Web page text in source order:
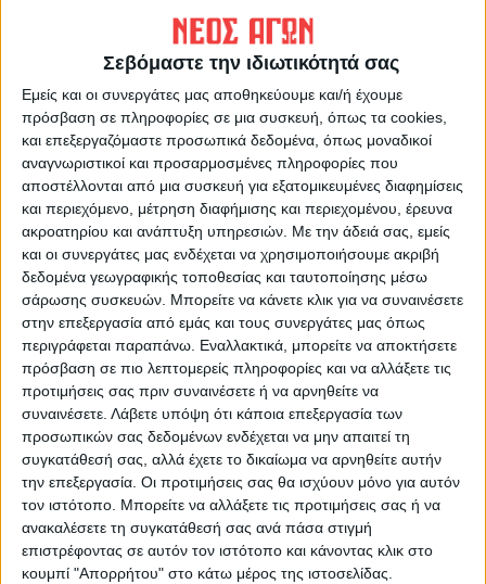
Σεβόμαστε την ιδιωτικότητά σας
Εμείς και οι συνεργάτες μας αποθηκεύουμε και/ή έχουμε
πρόσβαση σε πληροφορίες σε μια συσκευή, όπως τα cookies,
και επεξεργαζόμαστε προσωπικά δεδομένα, όπως μοναδικοί
αναγνωριστικοί και προσαρμοσμένες πληροφορίες που
αποστέλλονται από μια συσκευή για εξατομικευμένες διαφημίσεις
και περιεχόμενο, μέτρηση διαφήμισης και περιεχομένου, έρευνα
ακροατηρίου και ανάπτυξη υπηρεσιών. Με την άδειά σας, εμείς
και οι συνεργάτες μας ενδέχεται να χρησιμοποιήσουμε ακριβή
δεδομένα γεωγραφικής τοποθεσίας και ταυτοποίησης μέσω
σάρωσης συσκευών. Μπορείτε να κάνετε κλικ για να συναινέσετε
στην επεξεργασία από εμάς και τους συνεργάτες μας όπως
περιγράφεται παραπάνω. Εναλλακτικά, μπορείτε να αποκτήσετε
πρόσβαση σε πιο λεπτομερείς πληροφορίες και να αλλάξετε τις
προτιμήσεις σας πριν συναινέσετε ή να αρνηθείτε να
συναινέσετε. Λάβετε υπόψη ότι κάποια επεξεργασία των
προσωπικών σας δεδομένων ενδέχεται να μην απαιτεί τη
συγκατάθεσή σας, αλλά έχετε το δικαίωμα να αρνηθείτε αυτήν
την επεξεργασία. Οι προτιμήσεις σας θα ισχύουν μόνο για αυτόν
τον ιστότοπο. Μπορείτε να αλλάξετε τις προτιμήσεις σας ή να
ανακαλέσετε τη συγκατάθεσή σας ανά πάσα στιγμή
επιστρέφοντας σε αυτόν τον ιστότοπο και κάνοντας κλικ στο
κουμπί "Απορρήτου" στο κάτω μέρος της ιστοσελίδας.
ΑΓΩΝ στο Google News!
Όλες οι εξελίξεις στην περιοχή της
Καρδίτσας και ευρύτερα της Θεσσαλίας
ΠΡΟΗΓΟΥΜΕΝΟ ΑΡΘΡΟ
Σύνοδος Κορυφής του ΝΑΤΟ
- Μητσοτάκης: Το διάλογος
γιοκ το έχουμε ξανακούσει,
πρέπει να συναντιόμαστε
ΕΠΟΜΕΝΟ ΑΡΘΡΟ
Ηλίας Νικολακόπουλος: Σε
κατάσταση σοκ αυτόπτες
μάρτυρες περιγράφουν τις
τελευταίες στιγμές της ζωής
του
ΝΕΟΣ ΑΓΩΝ
https://neosagon.gr
Η Αρχαιότερη Καθημερινή Πρωινή Εφημερίδα της Καρδίτσας